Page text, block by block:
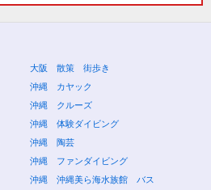
大阪 散策 街歩き
沖縄 カヤック
沖縄 クルーズ
沖縄 体験ダイビング
沖縄 陶芸
沖縄 ファンダイビング
沖縄 沖縄美ら海水族館 バス